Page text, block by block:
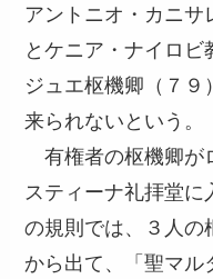
アントニオ・カニサ
とケニア・ナイロ
ジュエ枢機卿（７９
来られないという。
有権者の枢機卿が
スティーナ礼拝堂に
の規則では、３人の
から出て、「聖マル